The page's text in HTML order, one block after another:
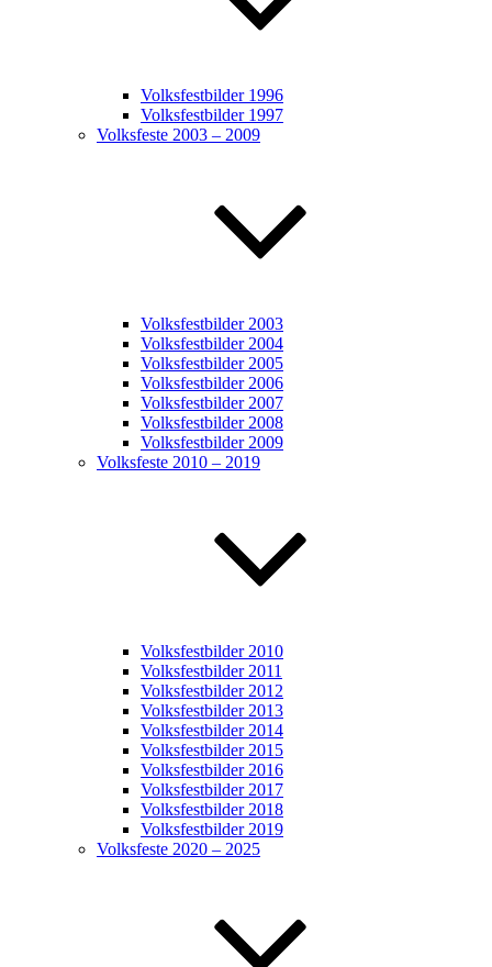
Volksfestbilder 1996
Volksfestbilder 1997
Volksfeste 2003 – 2009
Volksfestbilder 2003
Volksfestbilder 2004
Volksfestbilder 2005
Volksfestbilder 2006
Volksfestbilder 2007
Volksfestbilder 2008
Volksfestbilder 2009
Volksfeste 2010 – 2019
Volksfestbilder 2010
Volksfestbilder 2011
Volksfestbilder 2012
Volksfestbilder 2013
Volksfestbilder 2014
Volksfestbilder 2015
Volksfestbilder 2016
Volksfestbilder 2017
Volksfestbilder 2018
Volksfestbilder 2019
Volksfeste 2020 – 2025